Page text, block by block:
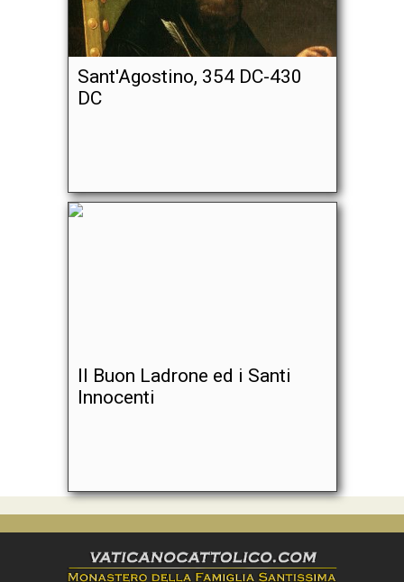
Sant'Agostino, 354 DC-430
DC
Il Buon Ladrone ed i Santi
Innocenti